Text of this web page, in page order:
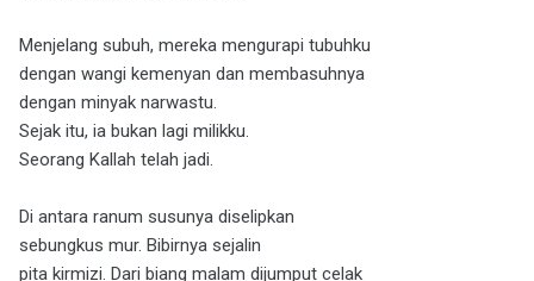
Menjelang subuh, mereka mengurapi tubuhku
dengan wangi kemenyan dan membasuhnya
dengan minyak narwastu.
Sejak itu, ia bukan lagi milikku.
Seorang Kallah telah jadi.
Di antara ranum susunya diselipkan
sebungkus mur. Bibirnya sejalin
pita kirmizi. Dari biang malam dijumput celak